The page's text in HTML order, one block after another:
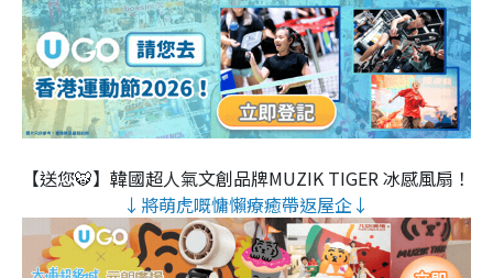
【送您🐯】韓國超人氣文創品牌MUZIK TIGER 冰感風扇！
↓將萌虎嘅慵懶療癒帶返屋企↓